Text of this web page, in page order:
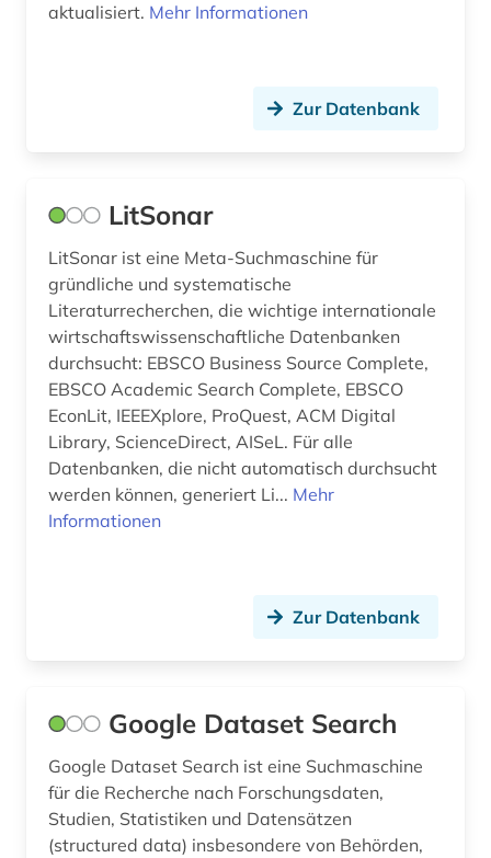
aktualisiert. Mehr Informationen
Zur Datenbank
LitSonar
LitSonar ist eine Meta-Suchmaschine für
gründliche und systematische
Literaturrecherchen, die wichtige internationale
wirtschaftswissenschaftliche Datenbanken
durchsucht: EBSCO Business Source Complete,
EBSCO Academic Search Complete, EBSCO
EconLit, IEEEXplore, ProQuest, ACM Digital
Library, ScienceDirect, AISeL. Für alle
Datenbanken, die nicht automatisch durchsucht
werden können, generiert Li... Mehr
Informationen
Zur Datenbank
Google Dataset Search
Google Dataset Search ist eine Suchmaschine
für die Recherche nach Forschungsdaten,
Studien, Statistiken und Datensätzen
(structured data) insbesondere von Behörden,